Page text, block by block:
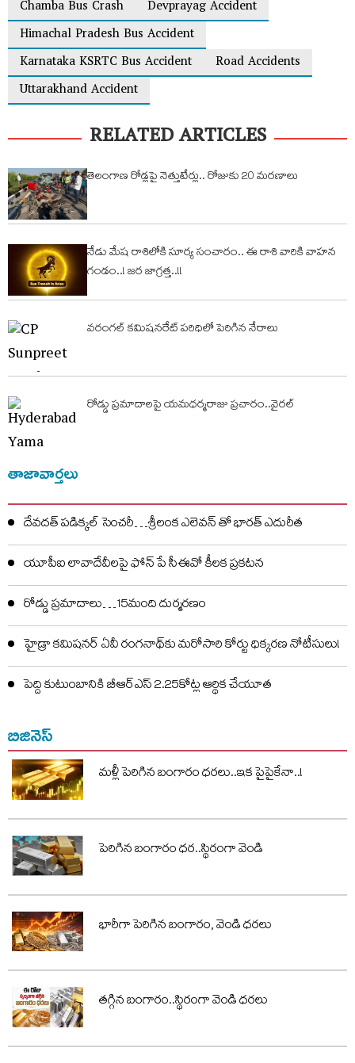
Chamba Bus Crash
Devprayag Accident
Himachal Pradesh Bus Accident
Karnataka KSRTC Bus Accident
Road Accidents
Uttarakhand Accident
RELATED ARTICLES
తెలంగాణ రోడ్లపై నెత్తుటేర్లు.. రోజుకు 20 మరణాలు
నేడు మేష రాశిలోకి సూర్య సంచారం.. ఈ రాశి వారికి వాహ‌న
గండం..! జ‌ర జాగ్ర‌త్త‌..!!
వరంగల్ కమిషనరేట్ పరిధిలో పెరిగిన నేరాలు
రోడ్డు ప్రమాదాలపై యమధర్మరాజు ప్రచారం..వైరల్
తాజావార్తలు
దేవదత్ పడిక్కల్‌ సెంచరీ…శ్రీలంక ఎలెవన్ తో భారత్ ఎదురీత
యూపీఐ లావాదేవీలపై ఫోన్ పే సీఈవో కీలక ప్రకటన
రోడ్డు ప్రమాదాలు…15మంది దుర్మరణం
హైడ్రా కమిషనర్ ఏవీ రంగనాథ్‌కు మరోసారి కోర్టు ధిక్కరణ నోటీసులు!
పెద్ది కుటుంబానికి బీఆర్ఎస్ 2.25కోట్ల ఆర్థిక చేయూత
బిజినెస్
మళ్లీ పెరిగిన బంగారం ధరలు..ఇక పైపైకేనా..!
పెరిగిన బంగారం ధర..స్థిరంగా వెండి
భారీగా పెరిగిన బంగారం, వెండి ధరలు
తగ్గిన బంగారం..స్థిరంగా వెండి ధరలు